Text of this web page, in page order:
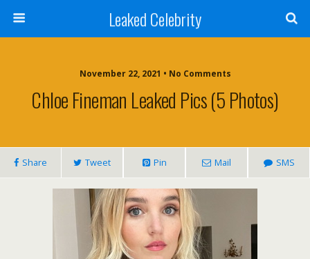
Leaked Celebrity
November 22, 2021 • No Comments
Chloe Fineman Leaked Pics (5 Photos)
Share Tweet Pin Mail SMS